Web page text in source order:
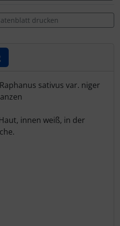
drucken
sativus var. niger
innen weiß, in der